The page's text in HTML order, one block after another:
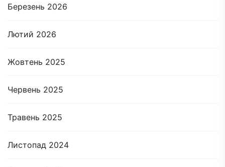
Березень 2026
Лютий 2026
Жовтень 2025
Червень 2025
Травень 2025
Листопад 2024